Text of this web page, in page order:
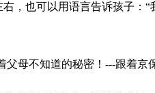
，也可以用语言告诉孩子：“